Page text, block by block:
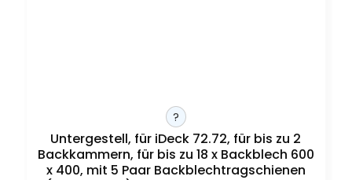
?
Untergestell, für iDeck 72.72, für bis zu 2
Backkammern, für bis zu 18 x Backblech 600
x 400, mit 5 Paar Backblechtragschienen